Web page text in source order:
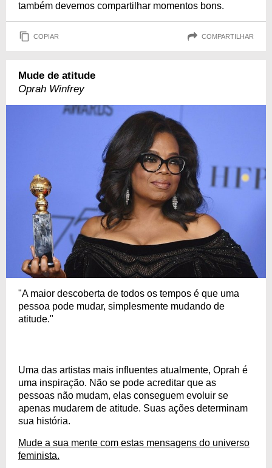
também devemos compartilhar momentos bons.
COPIAR COMPARTILHAR
Mude de atitude
Oprah Winfrey
"A maior descoberta de todos os tempos é que uma
pessoa pode mudar, simplesmente mudando de
atitude."
Uma das artistas mais influentes atualmente, Oprah é
uma inspiração. Não se pode acreditar que as
pessoas não mudam, elas conseguem evoluir se
apenas mudarem de atitude. Suas ações determinam
sua história.
Mude a sua mente com estas mensagens do universo
feminista.